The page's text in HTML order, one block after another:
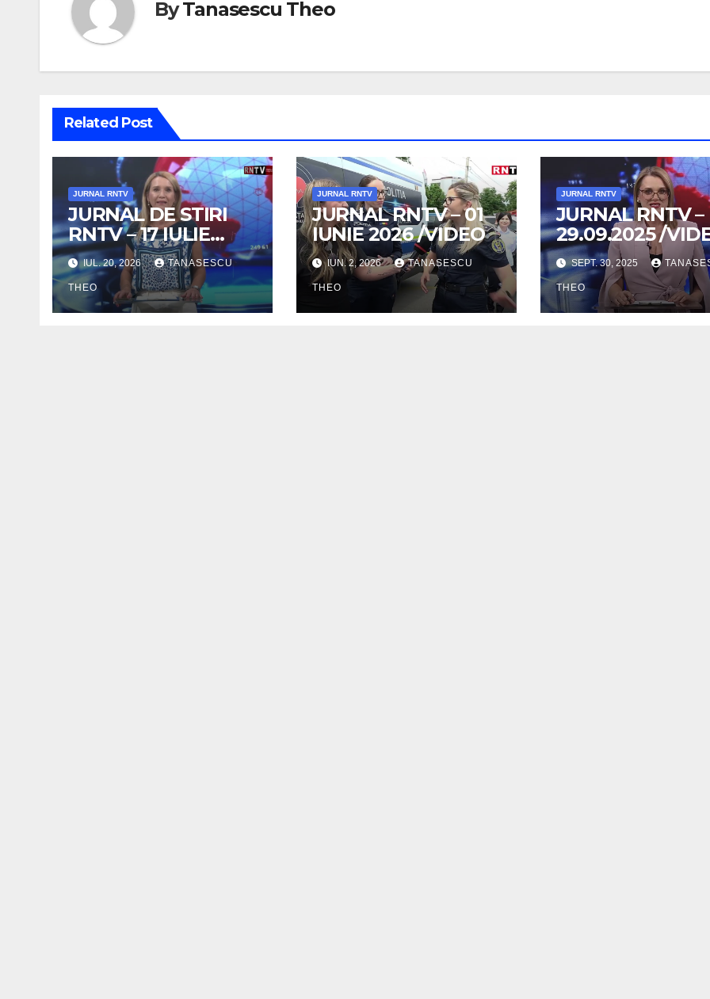
ByTanasescu Theo
Related Post
JURNAL RNTV
JURNAL DE STIRI
RNTV – 17 IULIE
2026 /VIDEO
IUL. 20, 2026 TANASESCU
THEO
JURNAL RNTV
JURNAL RNTV – 01
IUNIE 2026 /VIDEO
IUN. 2, 2026 TANASESCU
THEO
JURNAL RNTV
JURNAL RNTV –
29.09.2025 /
SEPT. 30, 2025
THEO